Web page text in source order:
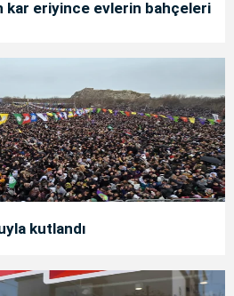
kar eriyince evlerin bahçeleri
kutlandı